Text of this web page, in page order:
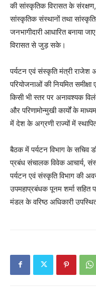
की सांस्कृतिक विरासत के
सांस्कृतिक संस्थानों तथा
जनभागीदारी आधारित बनाया
विरासत से जुड़ सके।
पर्यटन एवं संस्कृति मंत्री राजेश
परियोजनाओं की नियमित
किसी भी स्तर पर अनावश्यक
और परिणामोन्मुखी कार्यों के
में देश के अग्रणी राज्यों में
बैठक में पर्यटन विभाग के सचिव
प्रबंध संचालक विवेक आचार्य,
पर्यटन एवं संस्कृति विभाग की
उपमहाप्रबंधक पूनम शर्मा सहित
मंडल के वरिष्ठ अधिकारी